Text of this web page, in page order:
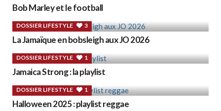
Bob Marley et le football
DOSSIER LIFESTYLE 3
La Jamaïque en bobsleigh aux JO 2026
DOSSIER LIFESTYLE 1
Jamaica Strong : la playlist
DOSSIER LIFESTYLE 1
Halloween 2025 : playlist reggae